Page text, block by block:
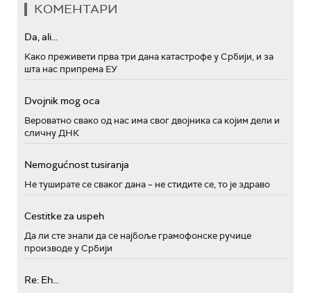
КОМЕНТАРИ
Da, ali...
Како преживети прва три дана катастрофе у Србији, и за
шта нас припрема ЕУ
Dvojnik mog oca
Вероватно свако од нас има свог двојника са којим дели и
сличну ДНК
Nemogućnost tusiranja
Не туширате се сваког дана – не стидите се, то је здраво
Cestitke za uspeh
Да ли сте знали да се најбоље грамофонске ручице
производе у Србији
Re: Eh...